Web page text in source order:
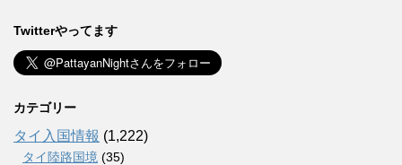
Twitterやってます
カテゴリー
タイ入国情報 (1,222)
タイ陸路国境 (35)